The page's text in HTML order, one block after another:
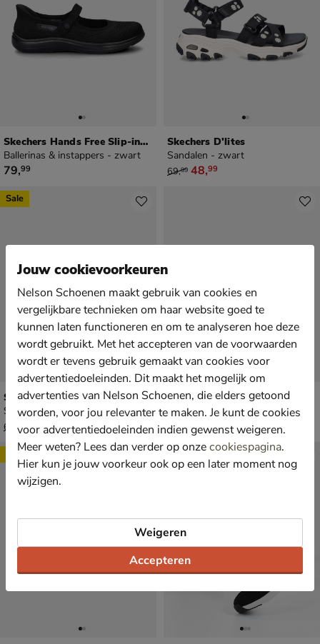
Skechers Hands Free Slip-ins On-the-GO Flex Radiant
Ballerinas & instappers - zwart
€ 79,99
79,99
Skechers D'lites
Sandalen - zwart
van € 69,99 voor € 48,99
69,99 48,99
Skechers Uno Cool Concept
Sandalen - zwart
van € 69,99 voor € 48,99
69 48 , 99
Sale
Sandalen - zwart
€ 69,99
69,
Sale
Jouw cookievoorkeuren
Nelson Schoenen maakt gebruik van cookies en
vergelijkbare technieken om haar website goed te
kunnen laten functioneren en om te analyseren hoe deze
wordt gebruikt. Met het accepteren van de voorwaarden
wordt er tevens gebruik gemaakt van cookies voor
advertentiedoeleinden. Dit maakt het mogelijk om
advertenties van Nelson Schoenen, die elders getoond
worden, voor jou relevanter te maken. Je kunt de cookies
voor advertentiedoeleinden indien gewenst weigeren.
Meer weten? Lees dan verder op onzecookiespagina.
Hier kun je jouw voorkeur ook op een later moment nog
wijzigen.
Accepteren
Weigeren